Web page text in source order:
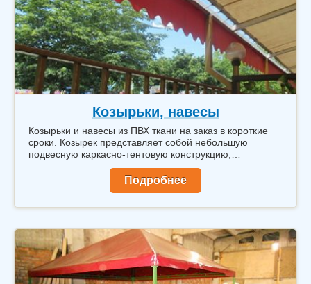
Козырьки, навесы
Козырьки и навесы из ПВХ ткани на заказ в короткие
сроки. Козырек представляет собой небольшую
подвесную каркасно-тентовую конструкцию,
закрепленную на фасаде здания, как правило, над
входной дверью или над окнами.
Подробнее